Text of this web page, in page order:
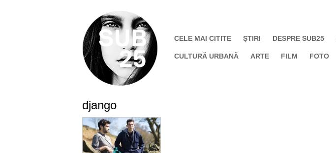
CELE MAI CITITE ŞTIRI DESPRE SUB25
CULTURĂ URBANĂ ARTE FILM FOTO
django